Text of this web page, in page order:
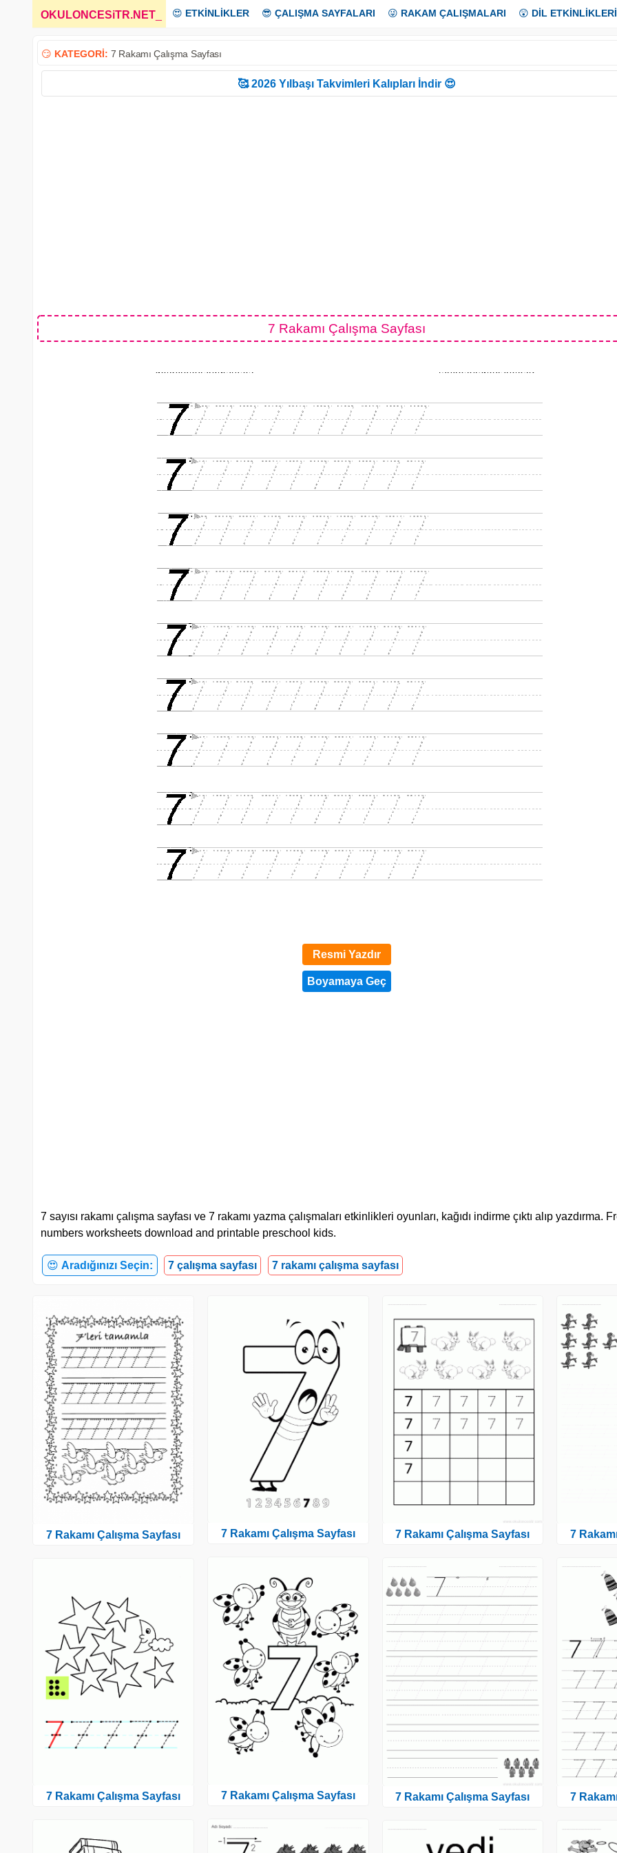
OKULONCESiTR.NET 😍 ETKİNLİKLER 😎 ÇALIŞMA SAYFALARI 😜 RAKAM ÇALIŞMALARI 😲 DİL ETKİNLİKLERİ
😏 KATEGORİ: 7 Rakamı Çalışma Sayfası
🥰 2026 Yılbaşı Takvimleri Kalıpları İndir 😍
7 Rakamı Çalışma Sayfası
Resmi Yazdır
7 sayısı rakamı çalışma sayfası ve 7 rakamı yazma çalışmaları etkinlikleri oyunları, kağıdı indirme çıktı alıp yazdırma.
numbers worksheets download and printable preschool kids.
😍 Aradığınızı Seçin: 7 çalışma sayfası 7 rakamı çalışma sayfası
7 Rakamı Çalışma Sayfası
7 Rakamı Çalışma Sayfası
7 Rakamı Çalışma Sayfası
7 Rakamı Çalışma Sayfası
7 Rakamı Çalışma Sayfası
7 Rakamı Çalışma Sayfası
7
7